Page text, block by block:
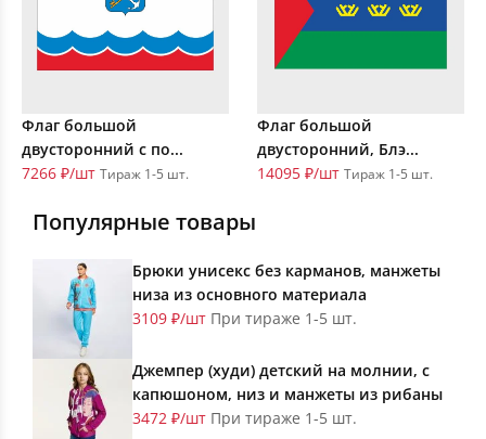
Флаг большой
двусторонний с по...
7266 ₽/шт Тираж 1-5 шт.
Флаг большой
двусторонний, Блэ...
14095 ₽/шт Тираж 1-5 шт.
Популярные товары
Брюки унисекс без карманов, манжеты
низа из основного материала
3109 ₽/шт При тираже 1-5 шт.
Джемпер (худи) детский на молнии, с
капюшоном, низ и манжеты из рибаны
3472 ₽/шт При тираже 1-5 шт.